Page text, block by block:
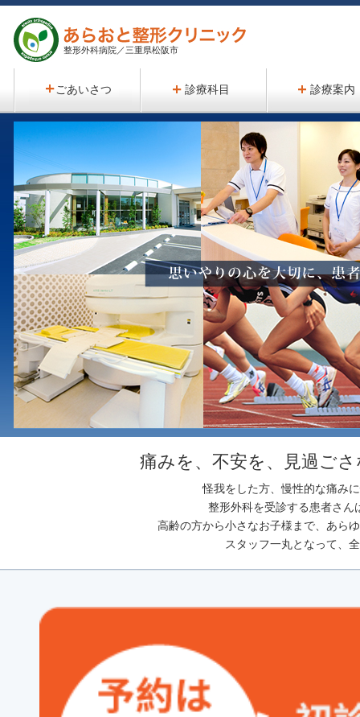
整形外科病院／三重県松阪市
ごあいさつ 診療科目 診療案内
痛みを、不安を、見過ご
怪我をした方、慢性的な痛み
整形外科を受診する患者さん
高齢の方から小さなお子様まで、あら
スタッフ一丸となって、